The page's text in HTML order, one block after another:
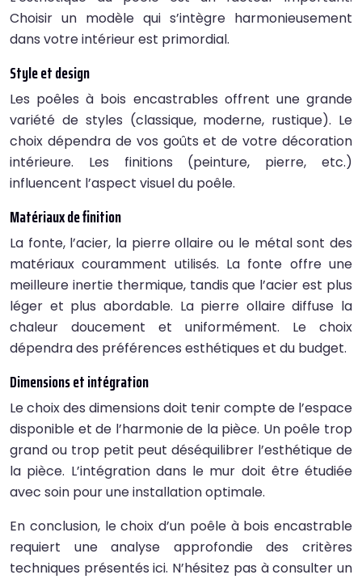
Choisir un modèle qui s’intègre harmonieusement
dans votre intérieur est primordial.
Style et design
Les poêles à bois encastrables offrent une grande
variété de styles (classique, moderne, rustique). Le
choix dépendra de vos goûts et de votre décoration
intérieure. Les finitions (peinture, pierre, etc.)
influencent l’aspect visuel du poêle.
Matériaux de finition
La fonte, l’acier, la pierre ollaire ou le métal sont des
matériaux couramment utilisés. La fonte offre une
meilleure inertie thermique, tandis que l’acier est plus
léger et plus abordable. La pierre ollaire diffuse la
chaleur doucement et uniformément. Le choix
dépendra des préférences esthétiques et du budget.
Dimensions et intégration
Le choix des dimensions doit tenir compte de l’espace
disponible et de l’harmonie de la pièce. Un poêle trop
grand ou trop petit peut déséquilibrer l’esthétique de
la pièce. L’intégration dans le mur doit être étudiée
avec soin pour une installation optimale.
En conclusion, le choix d’un poêle à bois encastrable
requiert une analyse approfondie des critères
techniques présentés ici. N’hésitez pas à consulter un